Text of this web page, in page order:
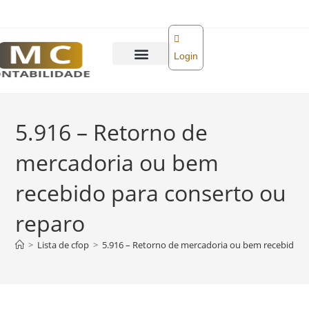
Login
5.916 – Retorno de
mercadoria ou bem
recebido para conserto ou
reparo
> Lista de cfop > 5.916 – Retorno de mercadoria ou bem recebido